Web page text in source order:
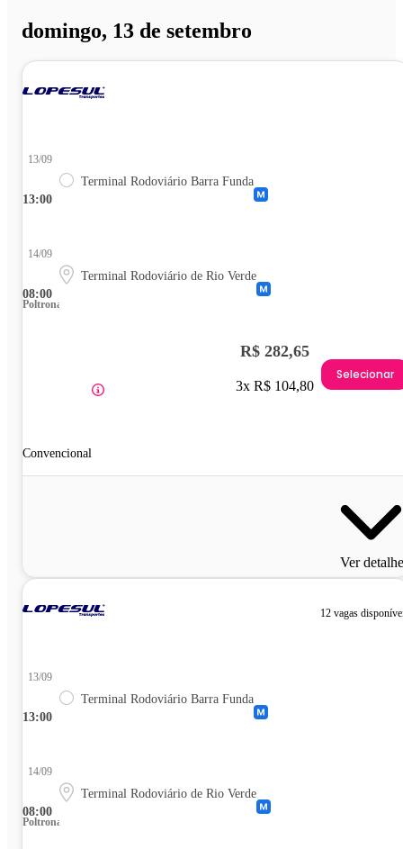
domingo, 13 de setembro
13:00
13/09
Terminal Rodoviário Barra Funda
08:00
14/09
Terminal Rodoviário de Rio Verde
Poltrona
Convencional
R$ 282,65
3x R$ 104,80
Selecionar
Ver
12 vagas
13:00
13/09
Terminal Rodoviário Barra Funda
08:00
14/09
Terminal Rodoviário de Rio Verde
Poltrona